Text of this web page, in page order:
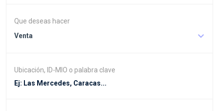
Que deseas hacer
Venta
Ubicación, ID-MIO o palabra clave